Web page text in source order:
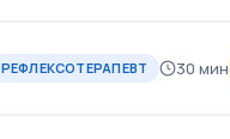
РЕФЛЕКСОТЕРАПЕВТ 30 мин